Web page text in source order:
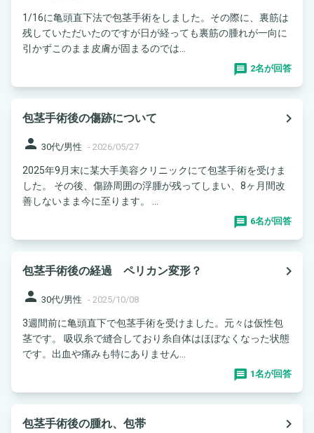
1/16に亀頭直下法で包茎手術をしました。その際に、裏筋は
残していただいたのですが日が経っても裏筋の腫れが一向に
引かずこのまま皮膚が固まるのでは...
2名が回答
包茎手術後の傷跡について
navigate_next
person 30代/男性 - 2026/05/27
2025年9月末に某大手美容クリニックにて包茎手術を受けま
した。 その後、傷跡周囲の浮腫が残ってしまい、8ヶ月間改
善しないまま今に至ります。 ...
6名が回答
包茎手術後の経過 ペリカン変形？
navigate_next
person 30代/男性 - 2025/10/08
3週間前に亀頭直下で包茎手術を受けました。元々は仮性包
茎です。 吸収糸で縫合しており糸自体はほぼなくなった状態
です。出血や痛みも特にありません...
1名が回答
包茎手術後の腫れ、包帯
navigate_next